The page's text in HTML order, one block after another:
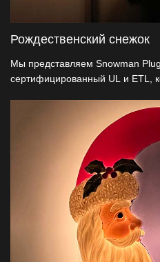
Рождественский снежок
Мы представляем Snowman
сертифицированный UL и ETL,
запатентованную в США
бесшовно прикрепляется к
рождественские украшения
Это идеальный выбор для
обещающих качество,